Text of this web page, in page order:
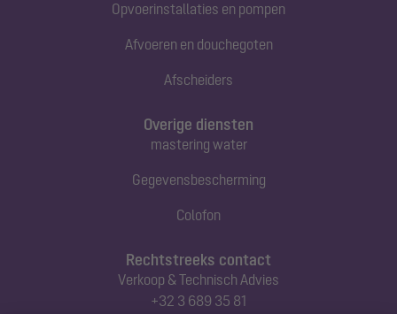
Opvoerinstallaties en pompen
Afvoeren en douchegoten
Afscheiders
Rechtstreeks contact
Verkoop & Technisch Advies
+32 3 689 35 81
Overige diensten
mastering water
Gegevensbescherming
Colofon